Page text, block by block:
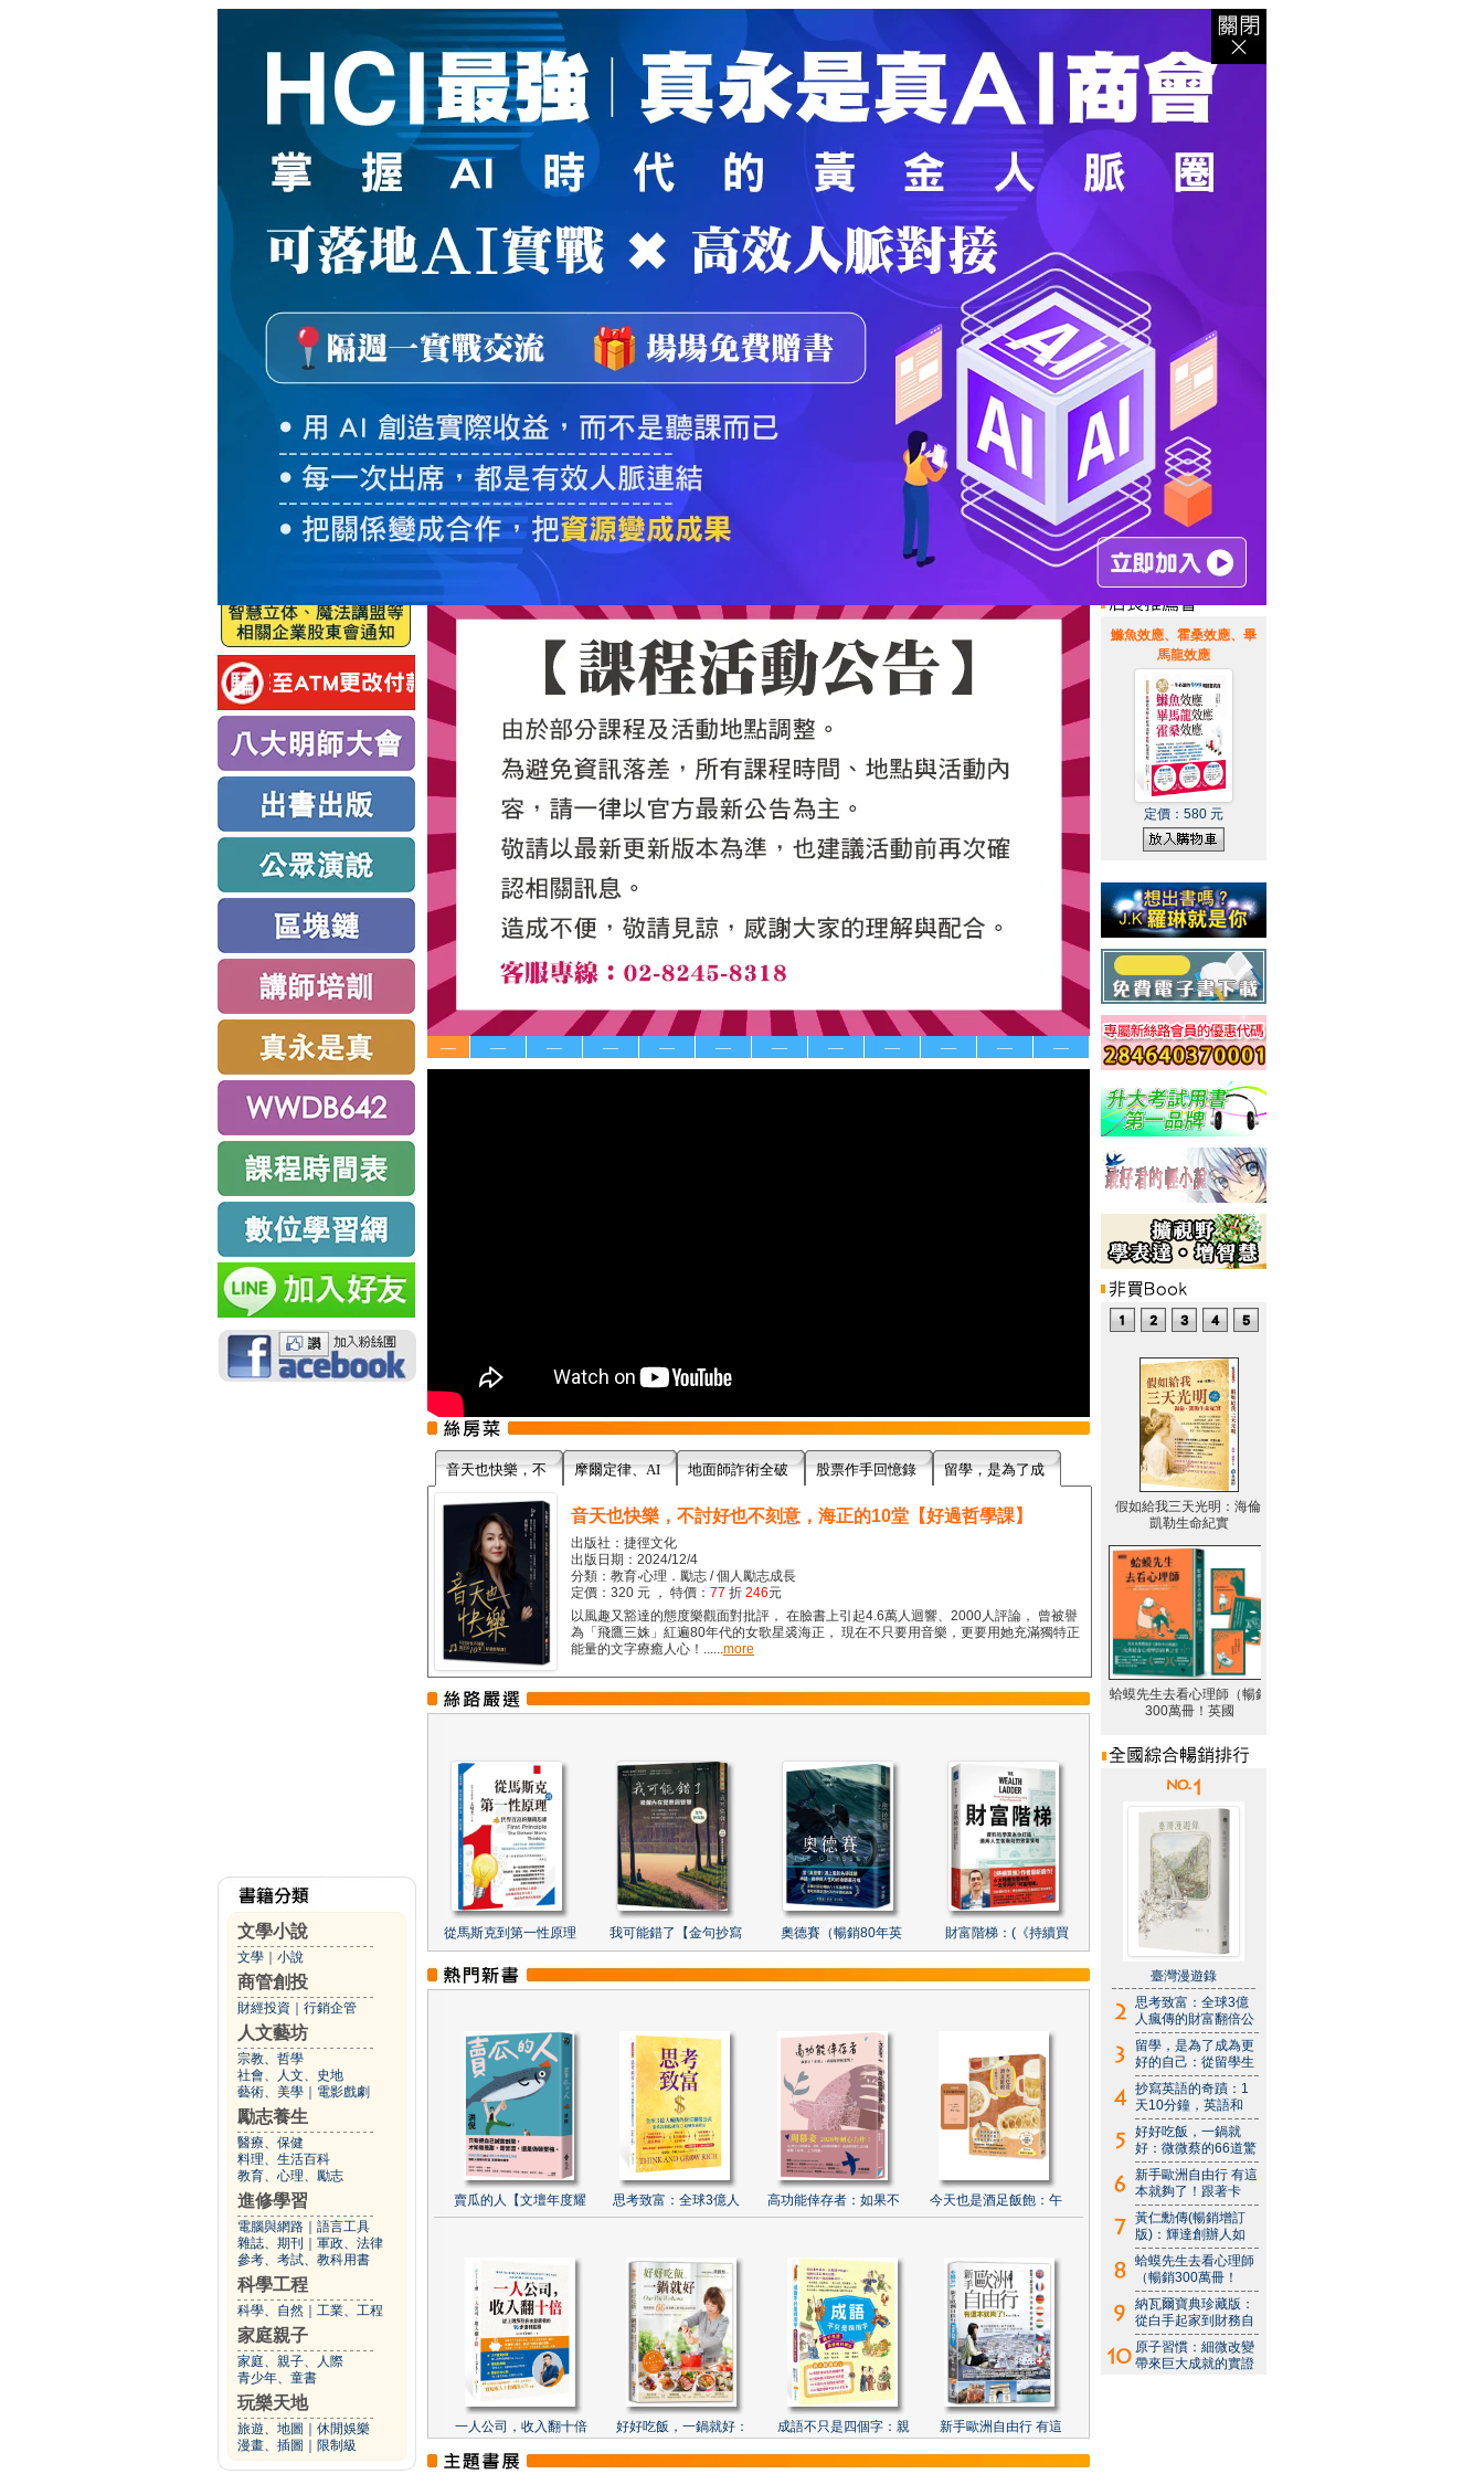
登入｜註冊｜會員中心 結帳
魔法弟子｜自資出版｜電子書 ｜客服中心｜ 智慧型立体會員
國際級品牌課程|優惠通知|霹靂英雄音樂精選|
文學小說
文學 小說
商管創投
財經投資 行銷企管
人文藝坊
宗教、哲學
社會、人文、史地
藝術、美學
電影戲劇
勵志養生
醫療、保健
料理、生活百科
教育、心理、勵志
進修學習
電腦與網路
語言工具
雜誌、期刊
軍政、法律
參考、考試、教科用書
科學工程
科學、自然 工業、工程
家庭親子
家庭、親子、人際
青少年、童書
玩樂天地
旅遊、地圖
休閒娛樂
漫畫、插圖
限制級
— — — — — — — — — — — —
音天也快樂，不 摩爾定律、AI 地面師詐術全破 股票作手回憶錄 留學，是為了成
音天也快樂，不討好也不刻意，海正的10堂【好過哲學課】
出版社：捷徑文化
出版日期：2024/12/4
分類：教育‧心理．勵志 / 個人勵志成長
定價：320 元 ， 特價： 77 折 246元
以風趣又豁達的態度樂觀面對批評， 在臉書上引起4.6萬人迴響、2000人評論， 曾被譽
為「飛鷹三姝」紅遍80年代的女歌星裘海正， 現在不只要用音樂，更要用她充滿獨特正
能量的文字療癒人心！......more
從馬斯克到第一性原理 我可能錯了【金句抄寫 奧德賽（暢銷80年英 財富階梯：(《持續買
賣瓜的人【文壇年度耀 思考致富：全球3億人 高功能倖存者：如果不 今天也是酒足飯飽：午
一人公司，收入翻十倍 好好吃飯，一鍋就好： 成語不只是四個字：親 新手歐洲自由行 有這
鰷魚效應、霍桑效應、畢
馬龍效應
定價： 580 元
臺灣漫遊錄
思考致富：全球3億
人瘋傳的財富翻倍公
留學，是為了成為更
好的自己：從留學生
抄寫英語的奇蹟：1
天10分鐘，英語和
好好吃飯，一鍋就
好：微微蔡的66道驚
新手歐洲自由行 有這
本就夠了！跟著卡
黃仁勳傳(暢銷增訂
版)：輝達創辦人如
蛤蟆先生去看心理師
（暢銷300萬冊！
納瓦爾寶典珍藏版：
從白手起家到財務自
原子習慣：細微改變
帶來巨大成就的實證